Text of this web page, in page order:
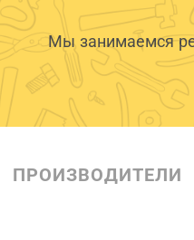
Мы занимаемся
ПРОИЗВОДИТЕЛИ